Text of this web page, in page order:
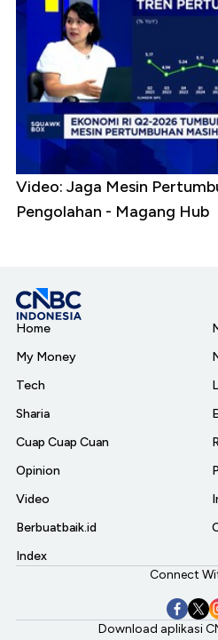
Video: Jaga Mesin
Pengolahan - Magang Hub
Home
My Money
Tech
Sharia
Cuap Cuap Cuan
Opinion
Video
Berbuatbaik.id
Index
Connect
Download aplikasi